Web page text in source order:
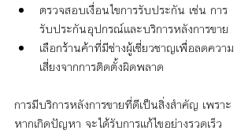
ตรวจสอบเงื่อนไขการรับประกัน เช่น การ
รับประกันอุปกรณ์และบริการหลังการขาย
เลือกร้านค้าที่มีช่างผู้เชี่ยวชาญเพื่อลดความ
เสี่ยงจากการติดตั้งผิดพลาด
การมีบริการหลังการขายที่ดีเป็นสิ่งสำคัญ เพราะ
หากเกิดปัญหา จะได้รับการแก้ไขอย่างรวดเร็ว